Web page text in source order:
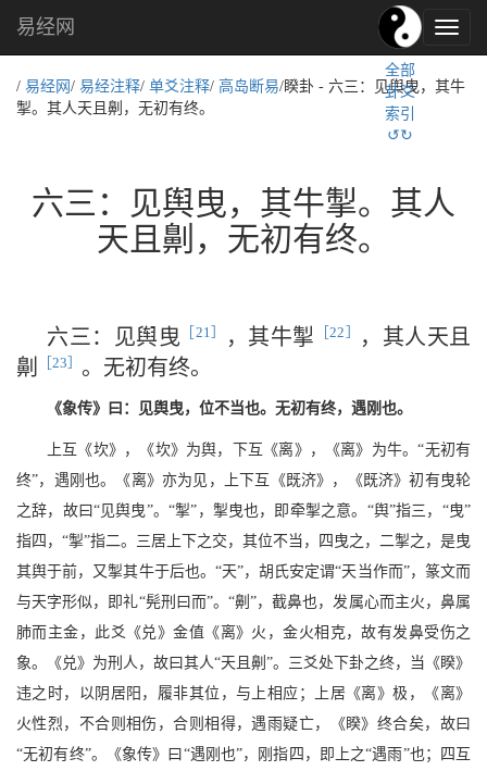
易
经
化,
易经网
全部
卦爻
索引
↺↻
/ 易经网 / 易经注释/ 单爻注释/ 高岛断易/睽卦 - 六三：见舆曳，其牛
掣。其人天且劓，无初有终。
六三：见舆曳，其牛掣。其人
天且劓，无初有终。
六三：见舆曳 ［21］ ，其牛掣 ［22］
，其人天且
劓
［23］ 。无初有终。
《象传》曰：见舆曳，位不当也。无初有终，遇刚也。
上互《坎》，《坎》为舆，下互《离》，《离》为牛。“无初有
终”，遇刚也。《离》亦为见，上下互《既济》，《既济》初有曳轮
之辞，故曰“见舆曳”。“掣”，掣曳也，即牵掣之意。“舆”指三，“曳”
指四，“掣”指二。三居上下之交，其位不当，四曳之，二掣之，是曳
其舆于前，又掣其牛于后也。“天”，胡氏安定谓“天当作而”，篆文而
与天字形似，即礼“髡刑曰而”。“劓”，截鼻也，发属心而主火，鼻属
肺而主金，此爻《兑》金值《离》火，金火相克，故有发鼻受伤之
象。《兑》为刑人，故曰其人“天且劓”。三爻处下卦之终，当《睽》
违之时，以阴居阳，履非其位，与上相应；上居《离》极，《离》
火性烈，不合则相伤，合则相得，遇雨疑亡，《睽》终合矣，故曰
“无初有终”。《象传》曰“遇刚也”，刚指四，即上之“遇雨”也；四互